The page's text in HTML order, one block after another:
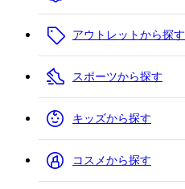
アウトレットから探す
スポーツから探す
キッズから探す
コスメから探す